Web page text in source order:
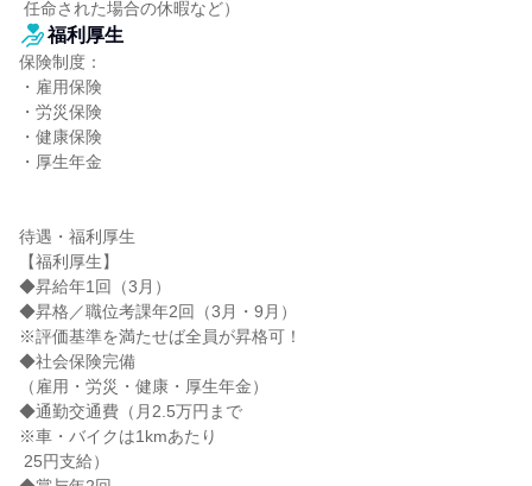
任命された場合の休暇など）
福利厚生
保険制度：
・雇用保険
・労災保険
・健康保険
・厚生年金
待遇・福利厚生
【福利厚生】
◆昇給年1回（3月）
◆昇格／職位考課年2回（3月・9月）
※評価基準を満たせば全員が昇格可！
◆社会保険完備
（雇用・労災・健康・厚生年金）
◆通勤交通費（月2.5万円まで
※車・バイクは1kmあたり